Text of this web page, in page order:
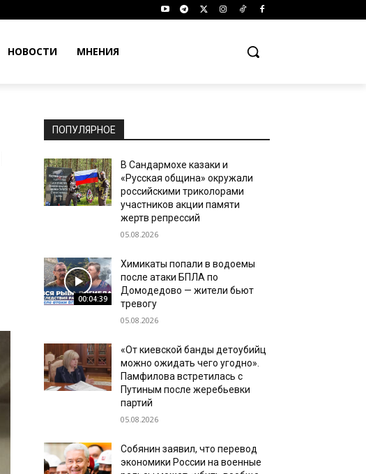
НОВОСТИ МНЕНИЯ
ПОПУЛЯРНОЕ
В Сандармохе казаки и
«Русская община» окружали
российскими триколорами
участников акции памяти
жертв репрессий
05.08.2026
00:04:39
Химикаты попали в водоемы
после атаки БПЛА по
Домодедово — жители бьют
тревогу
05.08.2026
«От киевской банды детоубийц
можно ожидать чего угодно».
Памфилова встретилась с
Путиным после жеребьевки
партий
05.08.2026
Собянин заявил, что перевод
экономики России на военные